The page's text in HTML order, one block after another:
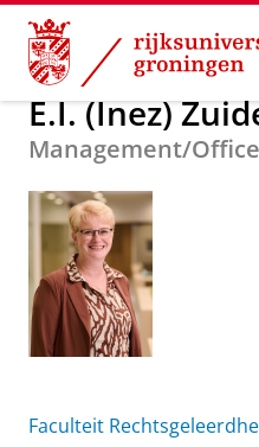
Skip
Content
Skip
Navigation
Over ons E.I.
E.I. (Inez)
Management/
Faculteit